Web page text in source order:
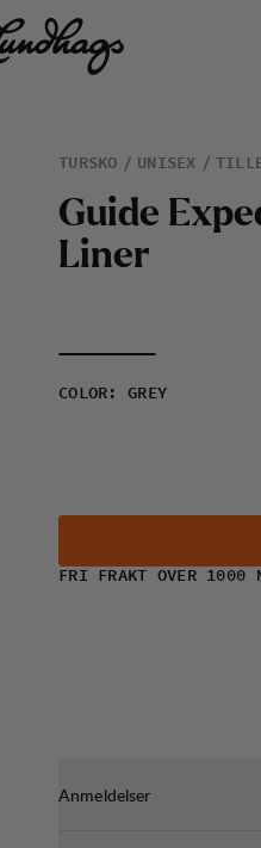
TURSKO UNISEX
Guide Expe
Liner
COLOR : GREY
FRI FRAKT OVER 1000
Anmeldelser